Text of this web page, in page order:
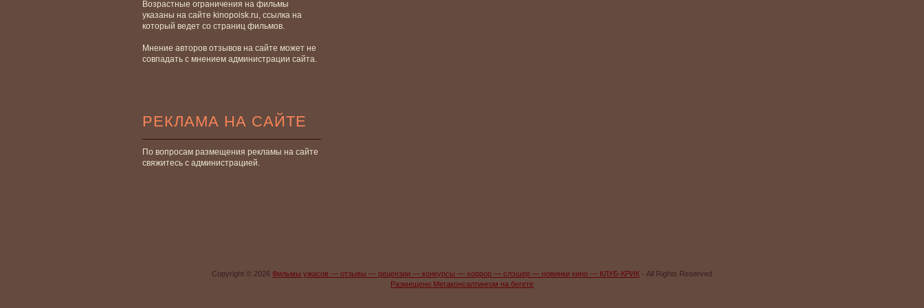
Возрастные ограничения на фильмы
указаны на сайте kinopoisk.ru, ссылка на
который ведет со страниц фильмов.
Мнение авторов отзывов на сайте может не
совпадать с мнением администрации сайта.
РЕКЛАМА НА САЙТЕ
По вопросам размещения рекламы на сайте
свяжитесь с администрацией.
Copyright © 2026 Фильмы ужасов — отзывы — рецензии — конкурсы — хоррор — слэшер — новинки кино — КЛУБ-КРИК - All Rights Reserved
Размещено Мегаконсалтингом на бегете